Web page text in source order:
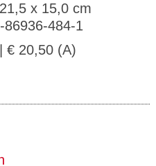
x 15,0 cm
86936-484-1
| € 20,50 (A)